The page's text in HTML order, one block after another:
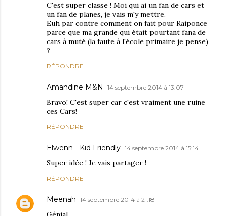
C'est super classe ! Moi qui ai un fan de cars et
un fan de planes, je vais m'y mettre.
Euh par contre comment on fait pour Raiponce
parce que ma grande qui était pourtant fana de
cars à muté (la faute à l'école primaire je pense)
?
RÉPONDRE
Amandine M&N 14 septembre 2014 à 13:07
Bravo! C'est super car c'est vraiment une ruine
ces Cars!
RÉPONDRE
Elwenn - Kid Friendly 14 septembre 2014 à 15:14
Super idée ! Je vais partager !
RÉPONDRE
Meenah 14 septembre 2014 à 21:18